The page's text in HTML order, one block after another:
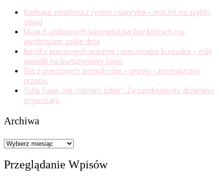
Kiełbasa smażona z ryżem i papryką – mój hit na szybki
obiad
Moje 5 ulubionych kosmetyków bez których nie
wyobrażam sobie dnia
Rosół z pieczonych warzyw i pieczonego kurczaka – mój
sposób na bursztynowy kolor
Sos z pieczonych pomidorów – prosty i aromatyczny
przepis
Tulia Topa „Jak robiłam szkło”- Za zamkniętymi drzwiami
organizacji
Archiwa
Archiwa
Przeglądanie Wpisów